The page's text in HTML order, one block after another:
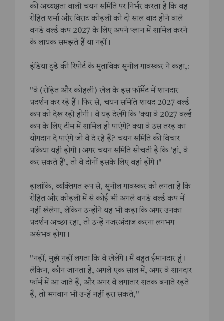
की अध्यक्षता वाली चयन समिति पर निर्भर करता है कि वह
रोहित शर्मा और विराट कोहली को दो साल बाद होने वाले
वनडे वर्ल्ड कप 2027 के लिए अपने प्लान में शामिल करने
के लायक समझते हैं या नहीं।
इंडिया टुडे की रिपोर्ट के मुताबिक सुनील गावस्कर ने कहा,:
"वे (रोहित और कोहली) खेल के इस फॉर्मेट में शानदार
प्रदर्शन कर रहे हैं। फिर से, चयन समिति शायद 2027 वर्ल्ड
कप को देख रही होगी। वे यह देखेंगे कि 'क्या वे 2027 वर्ल्ड
कप के लिए टीम में शामिल हो पाएंगे? क्या वे उस तरह का
योगदान दे पाएंगे जो वे दे रहे हैं? चयन समिति की विचार
प्रक्रिया यही होगी। अगर चयन समिति सोचती है कि 'हां, वे
कर सकते हैं', तो वे दोनों इसके लिए वहां होंगे।"
हालांकि, व्यक्तिगत रूप से, सुनील गावस्कर को लगता है कि
रोहित और कोहली में से कोई भी अगले वनडे वर्ल्ड कप में
नहीं खेलेगा, लेकिन उन्होंने यह भी कहा कि अगर उनका
प्रदर्शन अच्छा रहा, तो उन्हें नजरअंदाज करना लगभग
असंभव होगा।
"नहीं, मुझे नहीं लगता कि वे खेलेंगे। मैं बहुत ईमानदार हूं।
लेकिन, कौन जानता है, अगले एक साल में, अगर वे शानदार
फॉर्म में आ जाते हैं, और अगर वे लगातार शतक बनाते रहते
हैं, तो भगवान भी उन्हें नहीं हरा सकते,"